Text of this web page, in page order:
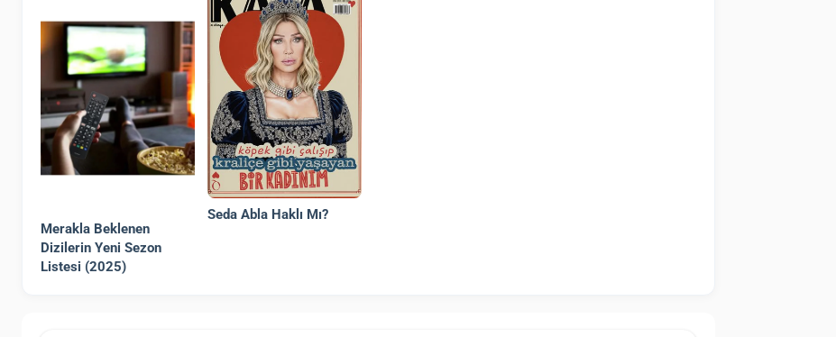
Merakla Beklenen
Dizilerin Yeni Sezon
Listesi (2025)
Seda Abla Haklı Mı?